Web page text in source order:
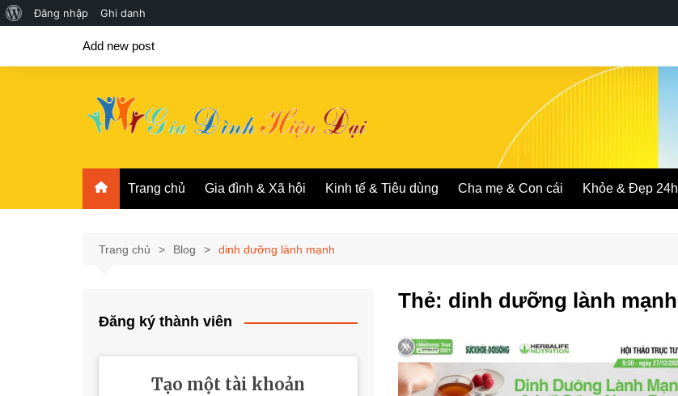
Giới
về
Đăng nhập Ghi danh
Add new post
Trang chủ Gia đình & Xã hội Kinh tế & Tiêu dùng Cha mẹ & Con cái Khỏe & Đẹp 24h
Trang chủ Blog dinh dưỡng lành mạnh
Thẻ: dinh dưỡng lành mạnh
Đăng ký thành viên
Tạo một tài khoản